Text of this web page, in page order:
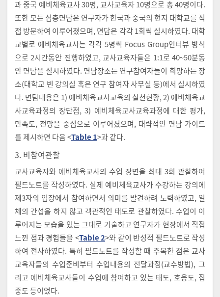
과 중국 예비체육교사 30명, 교사교육자 10명으로 총 40명이다.
또한 모든 심층면담은 연구자가 한국과 중국의 현지 대학교를 직
접 방문하여 이루어졌으며, 면담은 각각 1회씩 실시하였다. 대학
교별로 예비체육교사는 각각 5명씩 Focus Group인터뷰 방식
으로 2시간동안 진행하였고, 교사교육자들은 1:1로 40~50분동
안 면담을 실시하였다. 면담장소는 연구참여자들이 희망하는 장
소(대학교 빈 강의실 혹은 연구 참여자 사무실 등)에서 실시하였
다. 면담내용은 1) 예비체육교사교육의 실천현황, 2) 예비체육교
사교육과정의 장단점, 3) 예비체육교사교육과정에 대한 평가,
만족도, 전망을 중심으로 이루어졌으며, 대략적인 면담 가이드
를 제시하면 다음 <Table 1>과 같다.
3. 비참여관찰
교사교육자와 예비체육교사의 수업 장면을 최대 3회 관찰하여
필드노트를 작성하였다. 실제 예비체육교사가 수강하는 강의에
제3자의 입장에서 참여하면서 의미를 발견하려 노력하였고, 일
체의 간섭을 하지 않고 객관적인 태도로 관찰하였다. 수업이 이
루어지는 모습을 있는 그대로 기술하고 연구자가 현장에서 직접
느낀 점과 경험들을 <Table 2>와 같이 반성적 필드노트로 작성
하여 전사하였다. 특히 필드노트를 작성할 때 주목한 점은 교사
교육자들의 수업준비부터 수업내용의 전달과정(교수방법), 그
리고 예비체육교사들이 수업에 참여하고 있는 태도, 호응도, 집
중도 등이었다.